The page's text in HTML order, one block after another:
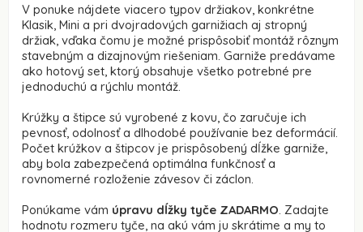
V ponuke nájdete viacero typov držiakov, konkrétne
Klasik, Mini a pri dvojradových garnižiach aj stropný
držiak, vďaka čomu je možné prispôsobiť montáž rôznym
stavebným a dizajnovým riešeniam. Garniže predávame
ako hotový set, ktorý obsahuje všetko potrebné pre
jednoduchú a rýchlu montáž.
Krúžky a štipce sú vyrobené z kovu, čo zaručuje ich
pevnosť, odolnosť a dlhodobé používanie bez deformácií.
Počet krúžkov a štipcov je prispôsobený dĺžke garniže,
aby bola zabezpečená optimálna funkčnosť a
rovnomerné rozloženie závesov či záclon.
Ponúkame vám úpravu dĺžky tyče ZADARMO . Zadajte
hodnotu rozmeru tyče, na akú vám ju skrátime a my to